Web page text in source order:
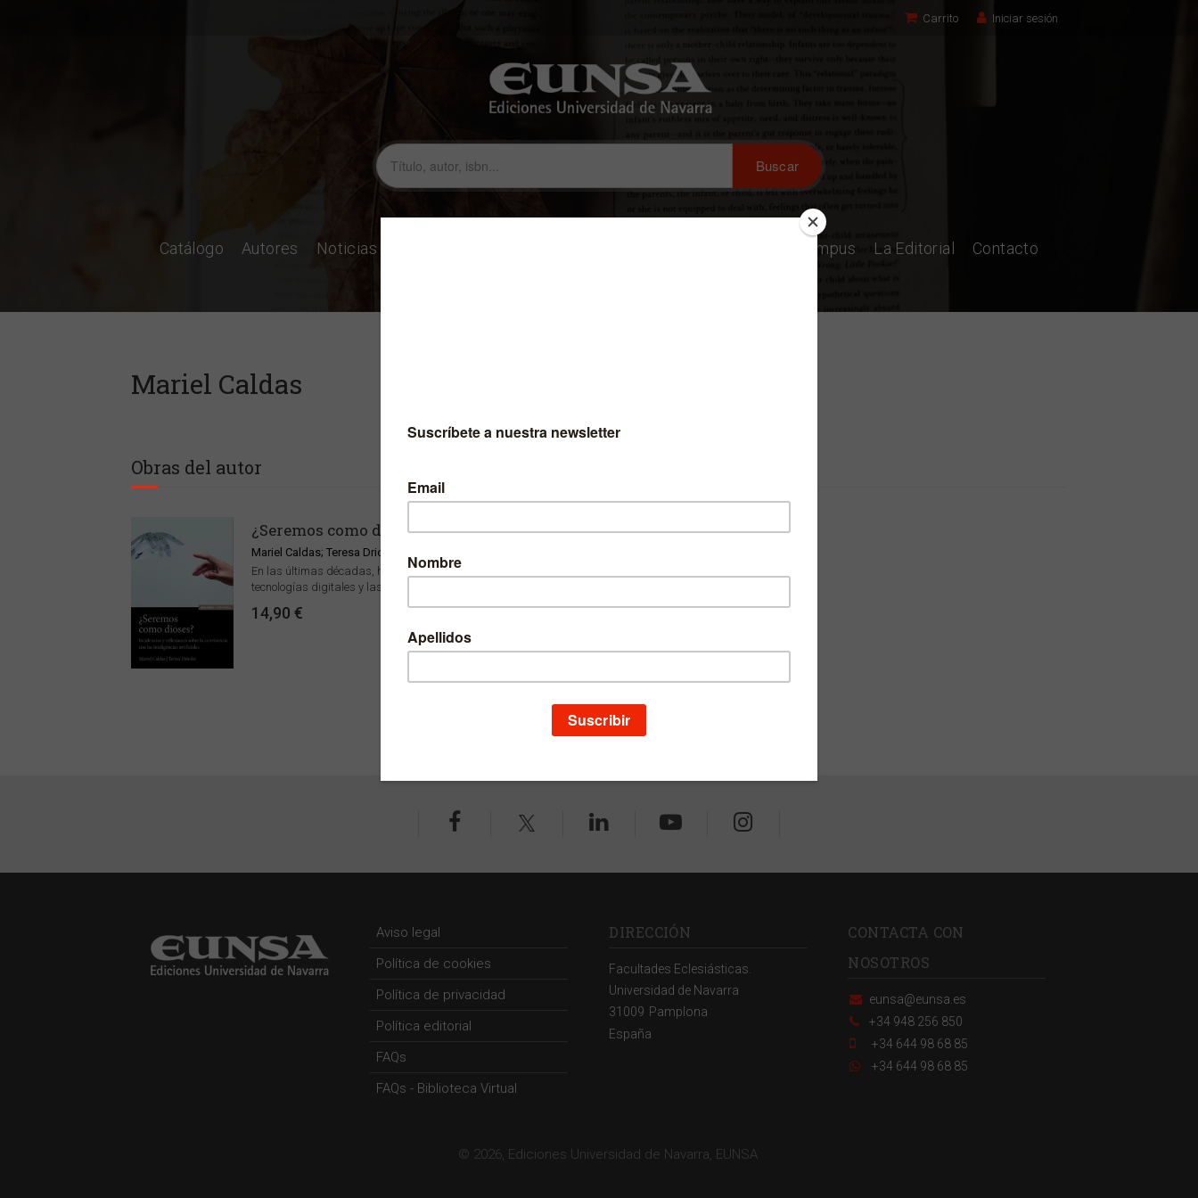
Carrito Iniciar sesión
Catálogo Autores Noticias La Librería del Campus La Editorial Contacto
Mariel Caldas
Obras del autor
¿Seremos como dioses?
Mariel Caldas; Teresa Driollet
En las últimas décadas, hemos empezado a convivir con las
tecnologías digitales y las inte...
14,90 €
Aviso legal
Política de cookies
Política de privacidad
Política editorial
FAQs
FAQs - Biblioteca Virtual
DIRECCIÓN
Facultades Eclesiásticas.
Universidad de Navarra
31009 Pamplona
España
CONTACTA CON
NOSOTROS
eunsa@eunsa.es
+34 948 256 850
+34 644 98 68 85
+34 644 98 68 85
© 2026, Ediciones Universidad de Navarra, EUNSA